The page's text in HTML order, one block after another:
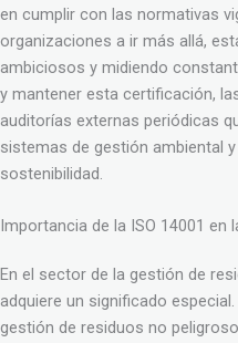
en cumplir con las normativas
organizaciones a ir más allá,
ambiciosos y midiendo
y mantener esta certificación,
auditorías externas periódicas
sistemas de gestión ambiental
sostenibilidad.
Importancia de la ISO 14001 en
En el sector de la gestión de
adquiere un significado
gestión de residuos no